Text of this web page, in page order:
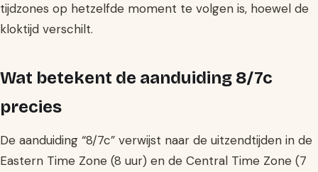
tijdzones op hetzelfde moment te volgen is, hoewel de
kloktijd verschilt.
Wat betekent de aanduiding 8/7c
precies
De aanduiding “8/7c” verwijst naar de uitzendtijden in de
Eastern Time Zone (8 uur) en de Central Time Zone (7